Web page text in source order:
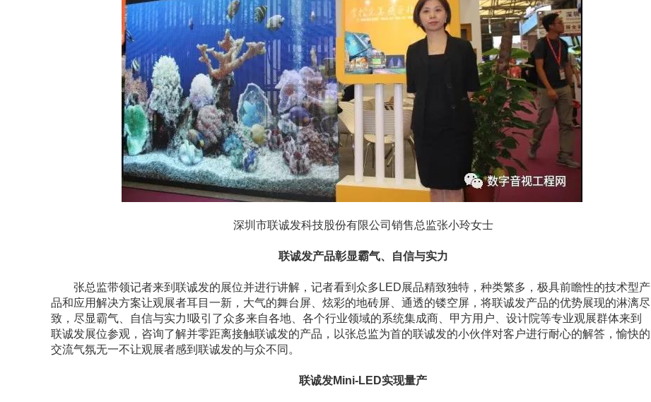
深圳市联诚发科技股份有限公司销售总监张小玲女士
联诚发产品彰显霸气、自信与实力
张总监带领记者来到联诚发的展位并进行讲解，记者看到众多LED展品精致独特，种类繁多，极具前瞻性的技术型产
品和应用解决方案让观展者耳目一新，大气的舞台屏、炫彩的地砖屏、通透的镂空屏，将联诚发产品的优势展现的淋漓尽
致，尽显霸气、自信与实力!吸引了众多来自各地、各个行业领域的系统集成商、甲方用户、设计院等专业观展群体来到
联诚发展位参观，咨询了解并零距离接触联诚发的产品，以张总监为首的联诚发的小伙伴对客户进行耐心的解答，愉快的
交流气氛无一不让观展者感到联诚发的与众不同。
联诚发Mini-LED实现量产